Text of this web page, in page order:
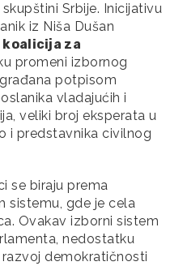
Srbije. Inicijativu
iz Niša Dušan
koalicija za
promeni izbornog
potpisom
vladajućih i
veliki broj eksperata u
i predstavnika civilnog
se biraju prema
sistemu, gde je cela
Ovakav izborni sistem
nedostatku
demokratičnosti